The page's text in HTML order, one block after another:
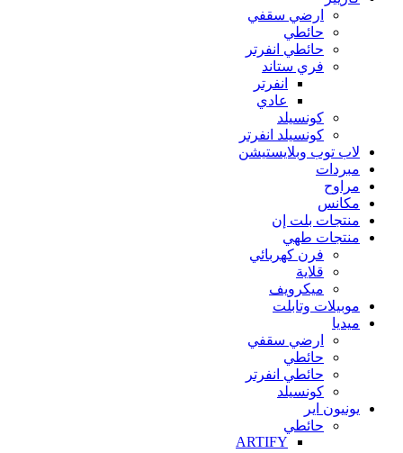
ارضي سقفي
حائطي
حائطي انفرتر
فري ستاند
انفرتر
عادي
كونسيلد
كونسيلد انفرتر
لاب توب وبلايستيشن
مبردات
مراوح
مكانس
منتجات بلت إن
منتجات طهي
فرن كهربائي
قلاية
ميكرويف
موبيلات وتابلت
ميديا
ارضي سقفي
حائطي
حائطي انفرتر
كونسيلد
يونيون اير
حائطي
ARTIFY